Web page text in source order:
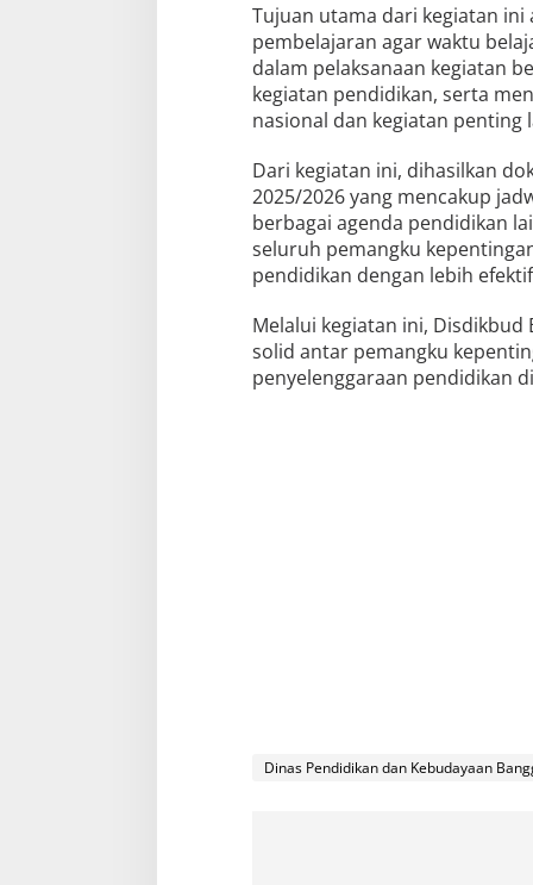
Tujuan utama dari kegiatan
pembelajaran agar waktu
dalam pelaksanaan kegiatan
kegiatan pendidikan, serta
nasional dan kegiatan penting
Dari kegiatan ini, dihasilkan
2025/2026 yang mencakup
berbagai agenda pendidikan
seluruh pemangku
pendidikan dengan lebih
Melalui kegiatan ini,
solid antar pemangku
penyelenggaraan pendidikan
Dinas Pendidikan dan Kebudayaan